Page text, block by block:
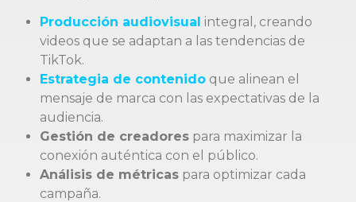
Producción audiovisual integral, creando
videos que se adaptan a las tendencias de
TikTok.
Estrategia de contenido que alinean el
mensaje de marca con las expectativas de la
audiencia.
Gestión de creadores para maximizar la
conexión auténtica con el público.
Análisis de métricas para optimizar cada
campaña.